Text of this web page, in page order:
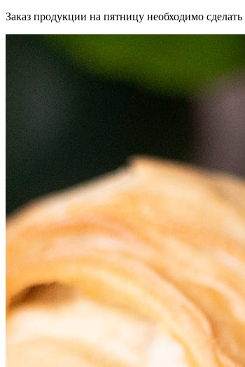
Заказ продукции на пятницу необходимо сделать